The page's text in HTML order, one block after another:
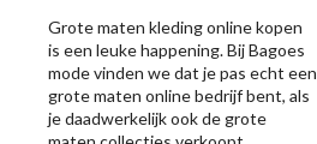
Grote maten kleding online kopen
is een leuke happening. Bij Bagoes
mode vinden we dat je pas echt een
grote maten online bedrijf bent, als
je daadwerkelijk ook de grote